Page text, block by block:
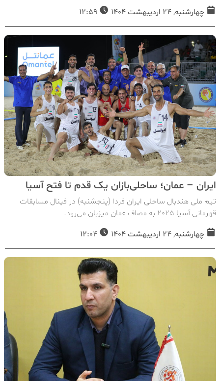
چهارشنبه, 24 اردیبهشت 1404
ایران – عمان؛ ساحلی‌بازان یک قدم تا فتح آسیا
تیم ملی هندبال ساحلی ایران فردا (پنجشنبه) در فینال مسابقات
قهرمانی آسیا 2025 به مصاف عمان میزبان می‌رود.
چهارشنبه, 24 اردیبهشت 1404